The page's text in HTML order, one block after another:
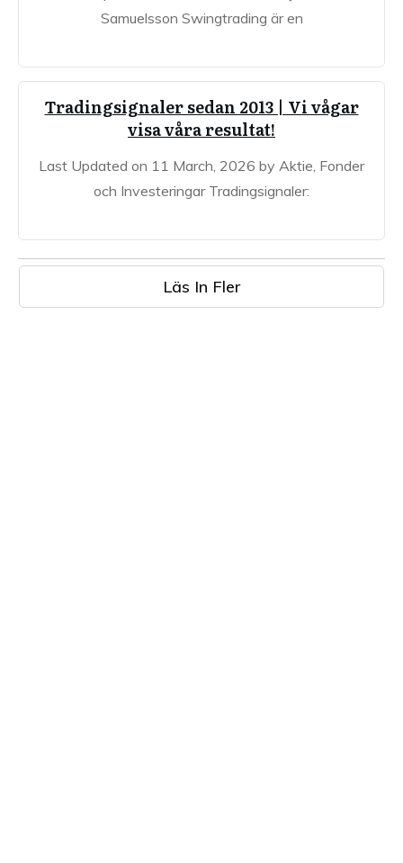
Samuelsson Swingtrading är en
Tradingsignaler sedan 2013 | Vi vågar
visa våra resultat!
Last Updated on 11 March, 2026 by Aktie, Fonder
och Investeringar Tradingsignaler:
Läs In Fler